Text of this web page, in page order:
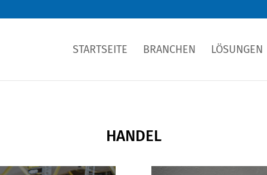
STARTSEITE BRANCHEN LÖSUNGEN
HANDEL